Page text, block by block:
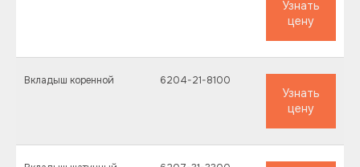
Узнать
цену
Вкладыш коренной 6204-21-8100
Узнать
цену